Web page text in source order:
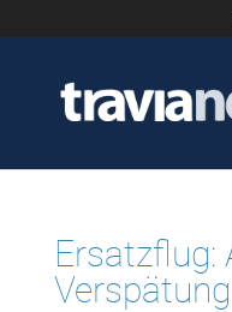
Ersatzflug: